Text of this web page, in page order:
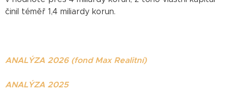
činil téměř 1,4 miliardy korun.
ANALÝZA 2026 (fond Max Realitní)
ANALÝZA 2025